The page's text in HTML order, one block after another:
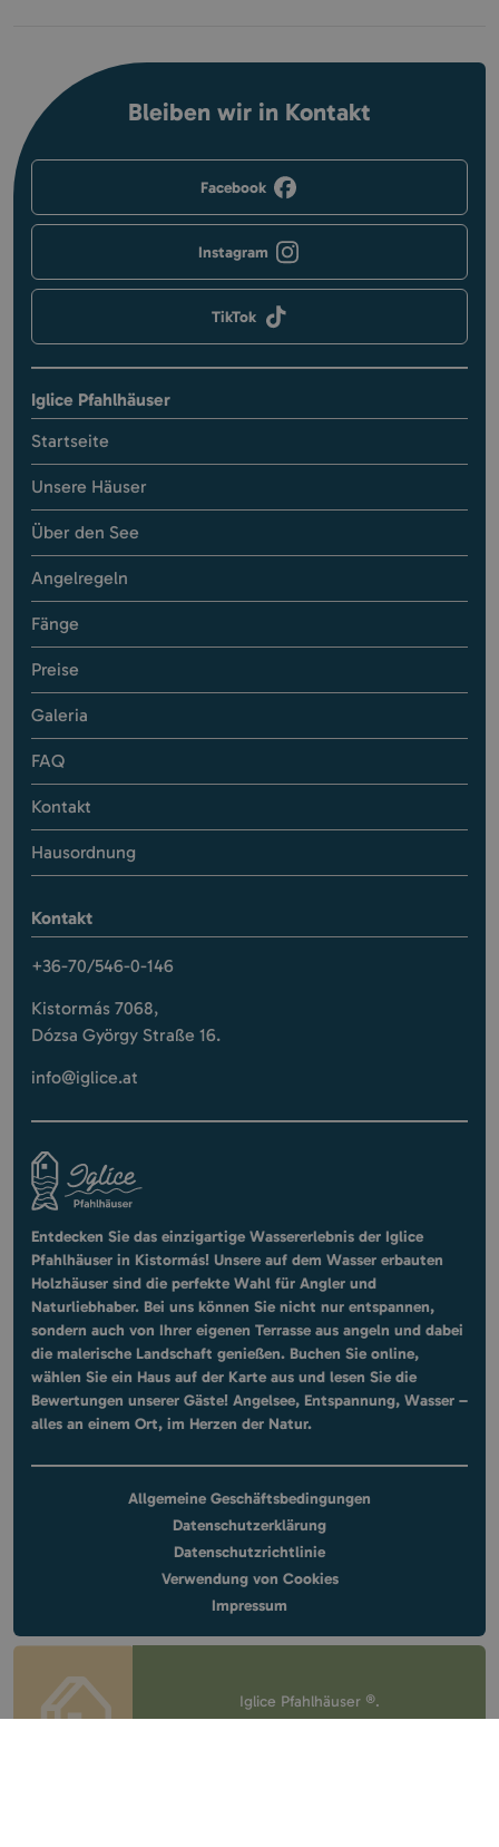
Bleiben wir in Kontakt
Facebook
Instagram
TikTok
Iglice Pfahlhäuser
Startseite
Unsere Häuser
Über den See
Angelregeln
Fänge
Preise
Galeria
FAQ
Kontakt
Hausordnung
Kontakt
+36-70/546-0-146
Kistormás 7068,
Dózsa György Straße 16.
info@iglice.at
Entdecken Sie das einzigartige Wassererlebnis der Iglice
Pfahlhäuser in Kistormás! Unsere auf dem Wasser erbauten
Holzhäuser sind die perfekte Wahl für Angler und
Naturliebhaber. Bei uns können Sie nicht nur entspannen,
sondern auch von Ihrer eigenen Terrasse aus angeln und dabei
die malerische Landschaft genießen. Buchen Sie online,
wählen Sie ein Haus auf der Karte aus und lesen Sie die
Bewertungen unserer Gäste! Angelsee, Entspannung, Wasser –
alles an einem Ort, im Herzen der Natur.
Allgemeine Geschäftsbedingungen
Datenschutzerklärung
Datenschutzrichtlinie
Verwendung von Cookies
Impressum
Iglice Pfahlhäuser ®.
All rights reserved.